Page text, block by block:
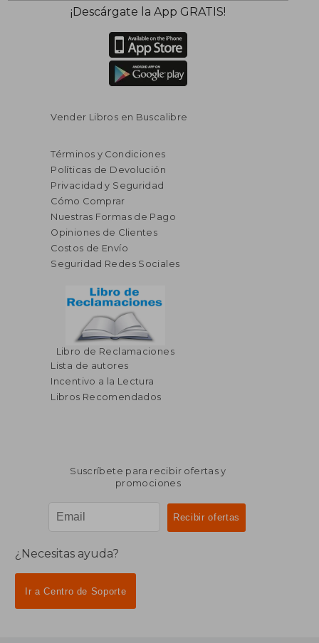
¡Descárgate la App GRATIS!
Vender Libros en Buscalibre
Términos y Condiciones
Políticas de Devolución
Privacidad y Seguridad
Cómo Comprar
Nuestras Formas de Pago
Opiniones de Clientes
Costos de Envío
Seguridad Redes Sociales
Libro de Reclamaciones
Lista de autores
Incentivo a la Lectura
Libros Recomendados
Suscríbete para recibir ofertas y
promociones
¿Necesitas ayuda?
Ir a Centro de Soporte